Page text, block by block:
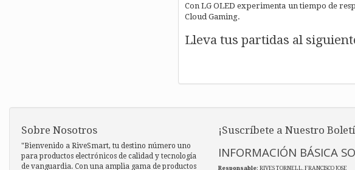
Con LG OLED experimenta un tiempo de
Cloud Gaming.
Lleva tus partidas al
Sobre Nosotros
"Bienvenido a RiveSmart, tu destino número uno
para productos electrónicos de calidad y tecnología
de vanguardia. Con una amplia gama de productos
¡Suscríbete a Nuestro
INFORMACIÓN BÁSICA
Responsable: RIVES TORNELL, FRANCISCO JOSE